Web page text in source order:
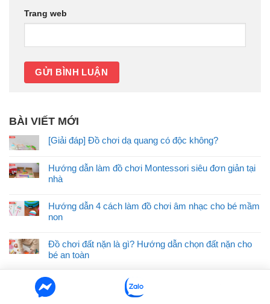
Trang web
BÀI VIẾT MỚI
[Giải đáp] Đồ chơi dạ quang có độc không?
Hướng dẫn làm đồ chơi Montessori siêu đơn giản tại
nhà
Hướng dẫn 4 cách làm đồ chơi âm nhạc cho bé mầm
non
Đồ chơi đất nặn là gì? Hướng dẫn chọn đất nặn cho
bé an toàn
Top 10 món đồ chơi sáng tạo giúp bé thông minh, phát
triển tư duy